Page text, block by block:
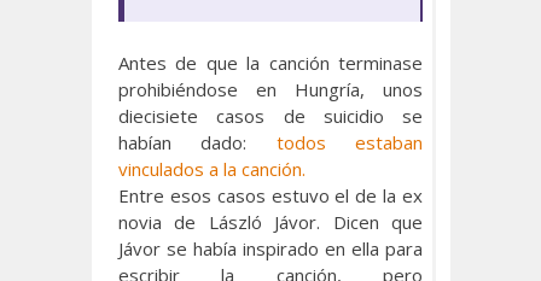
Antes de que la canción terminase
prohibiéndose en Hungría, unos
diecisiete casos de suicidio se
habían dado: todos estaban
vinculados a la canción.
Entre esos casos estuvo el de la ex
novia de László Jávor. Dicen que
Jávor se había inspirado en ella para
escribir la canción, pero